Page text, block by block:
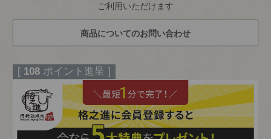
ご利用いただけます
[ 108 ポイント進呈 ]